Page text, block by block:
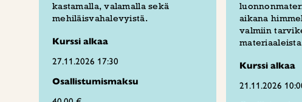
kastamalla, valamalla sekä
mehiläisvahalevyistä.
Kurssi alkaa
27.11.2026 17:30
Osallistumismaksu
aikana
valmiin
Kurssi alkaa
21.11.2026